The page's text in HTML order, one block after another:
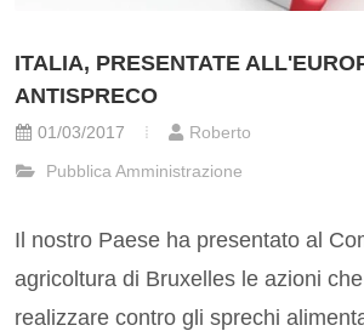
ITALIA, PRESENTATE
ANTISPRECO
01/03/2017
Roberto
Pubblica Amministrazione
Il nostro Paese ha presentato al
agricoltura di Bruxelles le azioni
realizzare contro gli sprechi